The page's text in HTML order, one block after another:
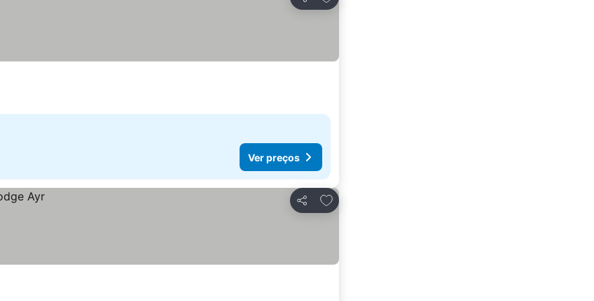
Partilhar
Ver preços
Partilhar
Adicionar aos favoritos